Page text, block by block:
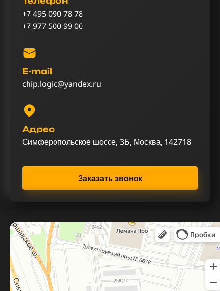
+7 495 090 78 78
+7 977 500 99 00
E-mail
chip.logic@yandex.ru
Адрес
Симферопольское шоссе, 3Б, Москва, 142718
Заказать звонок